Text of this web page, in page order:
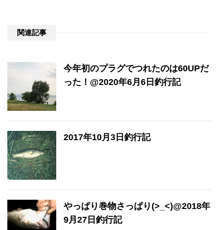
関連記事
今年初のプラグでつれたのは60UPだ
った！@2020年6月6日釣行記
2017年10月3日釣行記
やっぱり巻物さっぱり(>_<)@2018年
9月27日釣行記